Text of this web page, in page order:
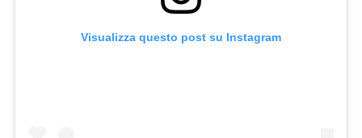
Visualizza questo post su Instagram